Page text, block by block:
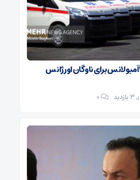
تفاهم‌نامه خرید ۱۲ آمبولانس برای ناوگان اورژانس
۰